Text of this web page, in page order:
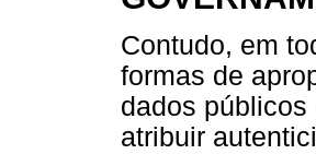
Contudo, em
formas de
dados
atribuir